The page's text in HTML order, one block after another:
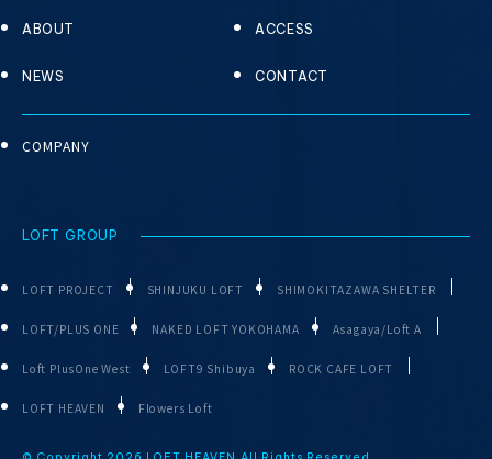
ABOUT ACCESS
NEWS CONTACT
COMPANY
LOFT GROUP
LOFT PROJECT SHINJUKU LOFT SHIMOKITAZAWA SHELTER
LOFT/PLUS ONE NAKED LOFT YOKOHAMA Asagaya/Loft A
Loft PlusOne West LOFT9 Shibuya ROCK CAFE LOFT
LOFT HEAVEN Flowers Loft